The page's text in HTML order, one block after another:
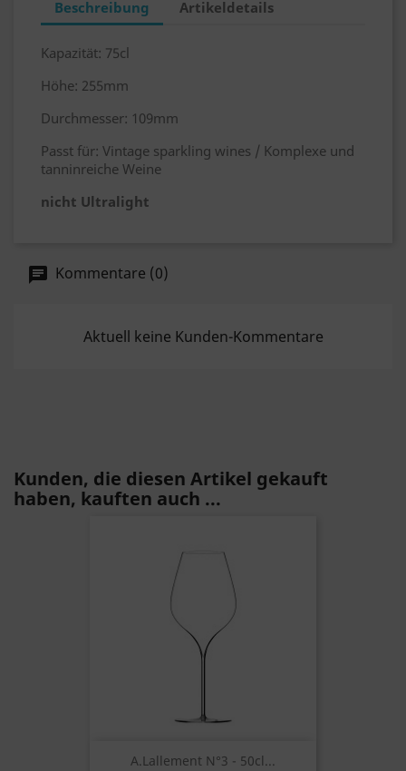
Beschreibung Artikeldetails
Kapazität: 75cl
Höhe: 255mm
Durchmesser: 109mm
Passt für: Vintage sparkling wines / Komplexe und
tanninreiche Weine
nicht Ultralight
Kommentare (0)
Aktuell keine Kunden-Kommentare
Kunden, die diesen Artikel gekauft
haben, kauften auch ...
A.Lallement N°3 - 50cl...